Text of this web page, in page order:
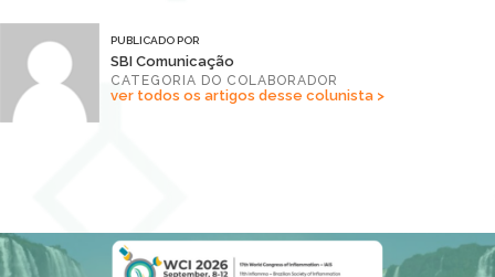
PUBLICADO POR
SBI Comunicação
CATEGORIA DO COLABORADOR
ver todos os artigos desse colunista >